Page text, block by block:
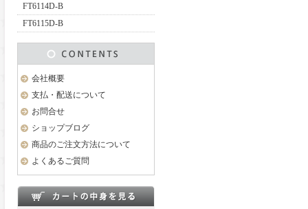
FT6114D-B
FT6115D-B
会社概要
支払・配送について
お問合せ
ショップブログ
商品のご注文方法について
よくあるご質問